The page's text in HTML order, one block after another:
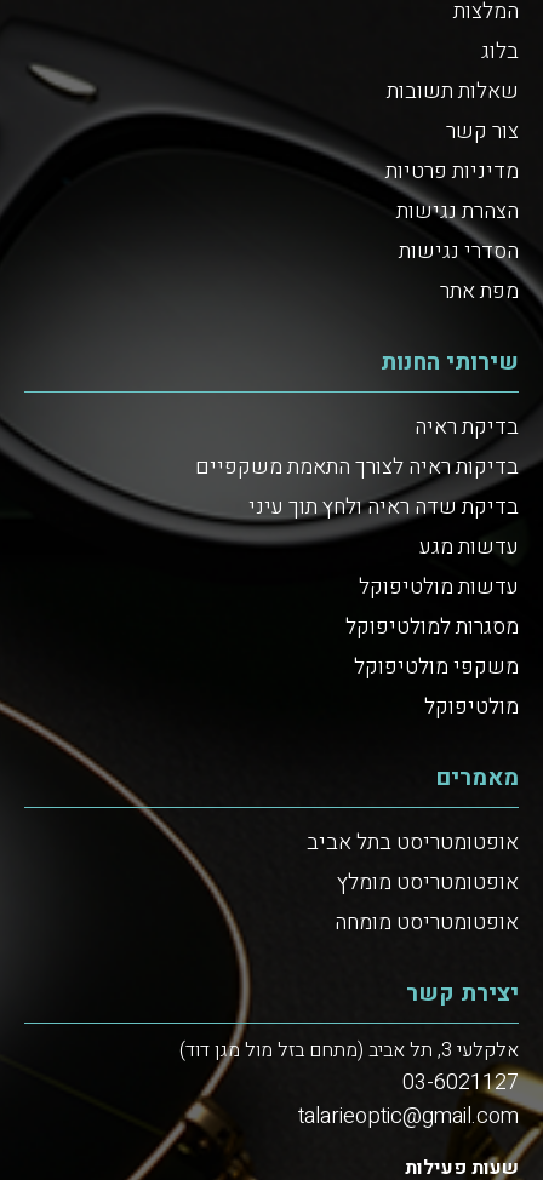
המלצות
בלוג
שאלות תשובות
צור קשר
מדיניות פרטיות
הצהרת נגישות
הסדרי נגישות
מפת אתר
שירותי החנות
בדיקת ראיה
בדיקות ראיה לצורך התאמת משקפיים
בדיקת שדה ראיה ולחץ תוך עיני
עדשות מגע
עדשות מולטיפוקל
מסגרות למולטיפוקל
משקפי מולטיפוקל
מולטיפוקל
מאמרים
אופטומטריסט בתל אביב
אופטומטריסט מומלץ
אופטומטריסט מומחה
יצירת קשר
אלקלעי 3, תל אביב (מתחם בזל מול מגן דוד)
03-6021127
talarieoptic@gmail.com
שעות פעילות